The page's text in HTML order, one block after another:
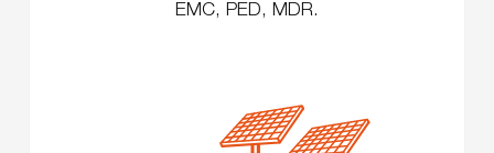
EMC, PED, MDR.